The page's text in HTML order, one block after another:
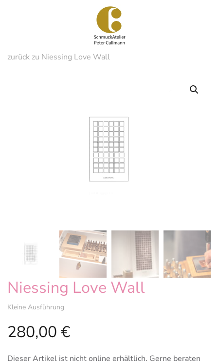
zurück zu Niessing Love Wall
Niessing Love Wall
Kleine Ausführung
280,00 €
Dieser Artikel ist nicht online erhältlich. Gerne beraten